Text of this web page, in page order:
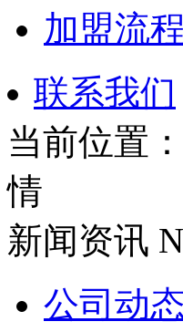
加盟流程
联系我们
当前位置：
情
新闻资讯
公司动